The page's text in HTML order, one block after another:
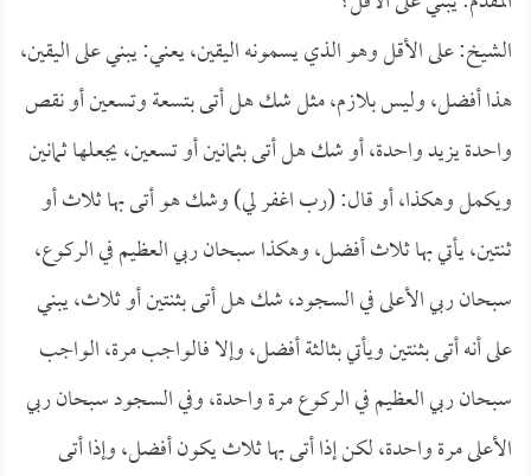
الشيخ: على الأقل وهو الذي يسمونه اليقين، يعني: يبني على اليقين،
هذا أفضل، وليس بلازم، مثل شك هل أتى بتسعة وتسعين أو نقص
واحدة يزيد واحدة، أو شك هل أتى بثمانين أو تسعين، يجعلها ثمانين
ويكمل وهكذا، أو قال: (رب اغفر لي) وشك هو أتى بها ثلاث أو
ثنتين، يأتي بها ثلاث أفضل، وهكذا سبحان ربي العظيم في الركوع،
سبحان ربي الأعلى في السجود، شك هل أتى بثنتين أو ثلاث، يبني
على أنه أتى بثنتين ويأتي بثالثة أفضل، وإلا فالواجب مرة، الواجب
سبحان ربي العظيم في الركوع مرة واحدة، وفي السجود سبحان ربي
الأعلى مرة واحدة، لكن إذا أتى بها ثلاث يكون أفضل، وإذا أتى